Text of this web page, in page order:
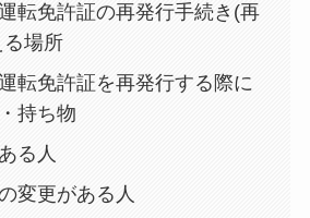
転免許証の再発行手続き(再
場所
転免許証を再発行する際に
持ち物
る人
変更がある人